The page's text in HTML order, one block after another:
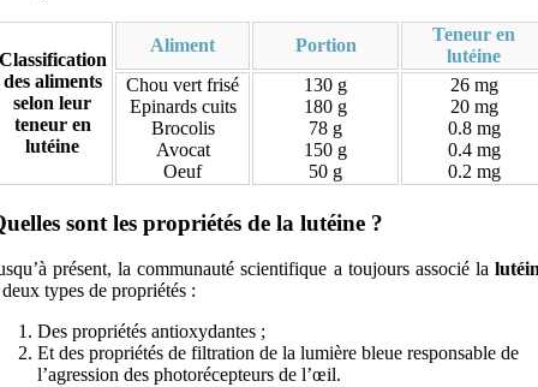
des aliments
selon leur
teneur en
lutéine
Aliment Portion
Teneur en
lutéine
Chou vert frisé
Epinards cuits
Brocolis
Avocat
Oeuf
130 g
180 g
78 g
150 g
50 g
26 mg
20 mg
0.8 mg
0.4 mg
0.2 mg
sont les propriétés de la lutéine ?
présent, la communauté scientifique a toujours associé la
types de propriétés :
Des propriétés antioxydantes ;
Et des propriétés de filtration de la lumière bleue responsable de
l’agression des photorécepteurs de l’œil.